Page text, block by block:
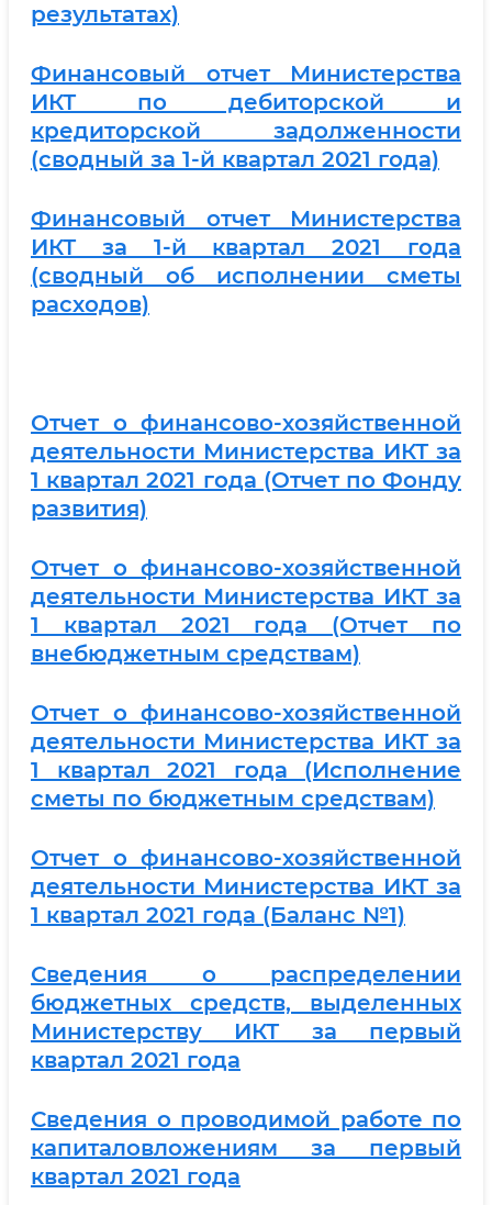
результатах)
Финансовый отчет Министерства
ИКТ по дебиторской и
кредиторской задолженности
(сводный за 1-й квартал 2021 года)
Финансовый отчет Министерства
ИКТ за 1-й квартал 2021 года
(сводный об исполнении сметы
расходов)
Отчет о финансово-хозяйственной
деятельности Министерства ИКТ за
1 квартал 2021 года (Отчет по Фонду
развития)
Отчет о финансово-хозяйственной
деятельности Министерства ИКТ за
1 квартал 2021 года (Отчет по
внебюджетным средствам)
Отчет о финансово-хозяйственной
деятельности Министерства ИКТ за
1 квартал 2021 года (Исполнение
сметы по бюджетным средствам)
Отчет о финансово-хозяйственной
деятельности Министерства ИКТ за
1 квартал 2021 года (Баланс №1)
Сведения о распределении
бюджетных средств, выделенных
Министерству ИКТ за первый
квартал 2021 года
Сведения о проводимой работе по
капиталовложениям за первый
квартал 2021 года